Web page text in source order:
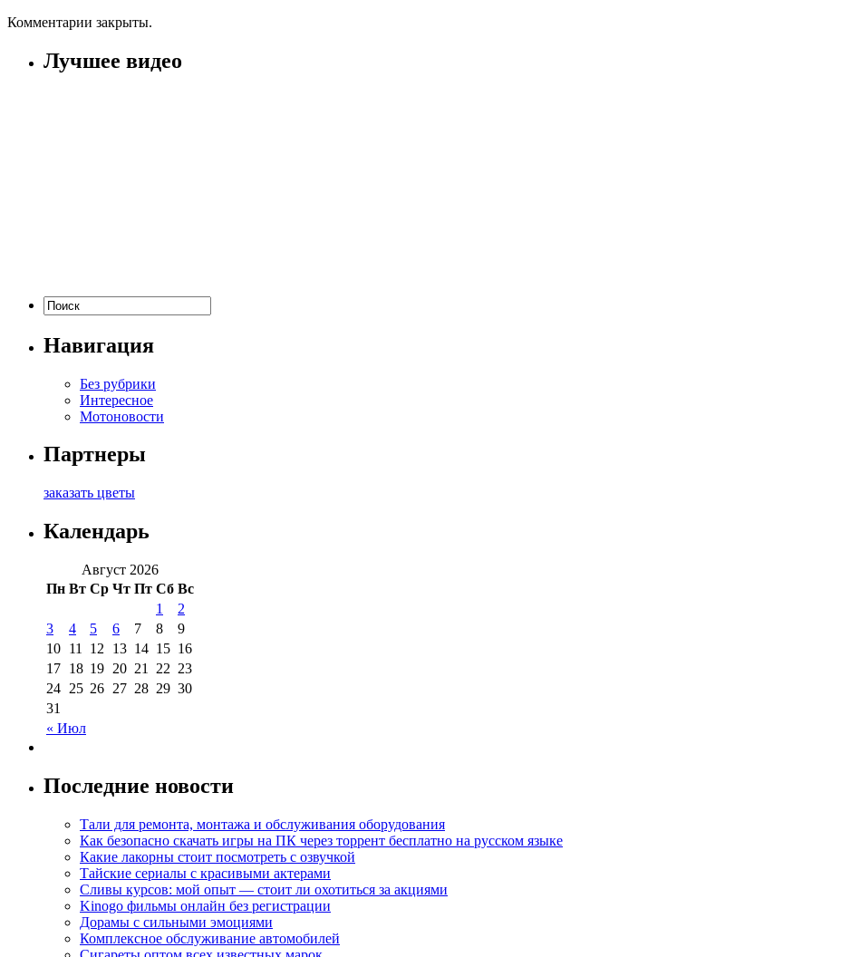
Комментарии закрыты.
Лучшее видео
Навигация
Без рубрики
Интересное
Мотоновости
Партнеры
заказать цветы
Календарь
Август 2026
Пн Вт Ср Чт Пт Сб Вс
« Июл
1
2
3
4 5 6 7 8
9
10 11 12 13 14 15 16
17 18 19 20 21 22 23
24 25 26 27 28 29 30
31
Последние новости
Тали для ремонта, монтажа и обслуживания оборудования
Как безопасно скачать игры на ПК через торрент бесплатно на русском языке
Какие лакорны стоит посмотреть с озвучкой
Тайские сериалы с красивыми актерами
Сливы курсов: мой опыт — стоит ли охотиться за акциями
Kinogo фильмы онлайн без регистрации
Дорамы с сильными эмоциями
Комплексное обслуживание автомобилей